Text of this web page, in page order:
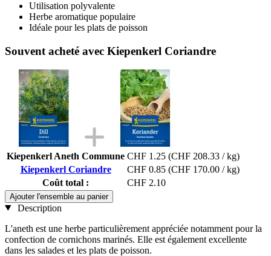
Utilisation polyvalente
Herbe aromatique populaire
Idéale pour les plats de poisson
Souvent acheté avec Kiepenkerl Coriandre
Kiepenkerl Aneth Commune CHF 1.25 (CHF 208.33 / kg)
Kiepenkerl Coriandre
CHF 0.85 (CHF 170.00 / kg)
Coût total :
CHF 2.10
Ajouter l'ensemble au panier
Description
L'aneth est une herbe particulièrement appréciée notamment pour la
confection de cornichons marinés. Elle est également excellente
dans les salades et les plats de poisson.